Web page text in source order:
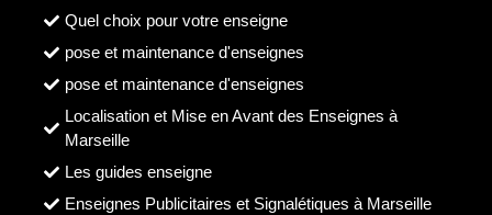
Quel choix pour votre enseigne
pose et maintenance d'enseignes
pose et maintenance d'enseignes
Localisation et Mise en Avant des Enseignes à
Marseille
Les guides enseigne
Enseignes Publicitaires et Signalétiques à Marseille